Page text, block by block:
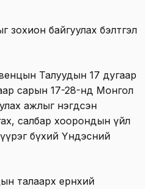
зохион байгуулах бэлтгэл
Талуудын 17 дугаар
сарын 17-28-нд Монгол
ажлыг нэгдсэн
салбар хоорондын үйл
бүхий Үндэсний
талаарх ерөнхий